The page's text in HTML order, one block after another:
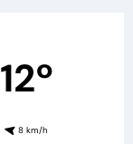
12º
8 km/h